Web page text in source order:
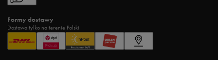
Formy dostawy
Dostawa tylko na terenie Polski